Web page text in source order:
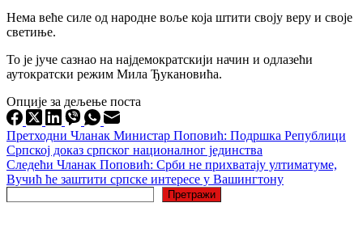
Нема веће силе од народне воље која штити своју веру и своје
светиње.
То је јуче сазнао на најдемократскији начин и одлазећи
аутократски режим Мила Ђукановића.
Опције за дељење поста
Претходни Чланак Mинистар Поповић: Подршка Републици
Српској доказ српског националног јединства
Следећи Чланак Поповић: Срби не прихватају ултиматуме,
Вучић ће заштити српске интересе у Вашингтону
Претражи